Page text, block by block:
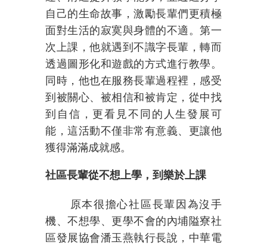
自己的生命故事，激勵長輩們更積極
面對生活的寂寞與身體的不適。第一
次上課，他就遇到不識字長輩，轉而
透過圖形化和遊戲的方式進行教學。
同時，他也在服務長輩過程裡，感受
到被關心、被相信和被肯定，從中找
到自信，更看見不同的人生發展可
能，這活動不僅非常有意義、更讓他
獲得滿滿成就感。
社區長輩從不想上學，到樂於上課
原本很擔心社區長輩因為沒手
機、不想學、更學不會的內埔隘寮社
區發展協會潘玉燕執行長說，中華電